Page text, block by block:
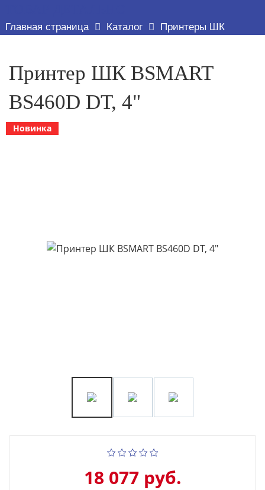
Главная страница Каталог Принтеры ШК
Принтер ШК BSMART
BS460D DT, 4"
Новинка
18 077 руб.